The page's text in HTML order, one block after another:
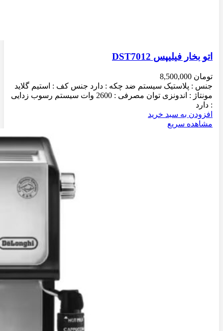
اتو بخار فیلیپس DST7012
تومان
جنس : پلاستیک سیستم ضد چکه : دارد جنس کف : استیم گلاید
مونتاژ : اندونزی توان مصرفی : 2600 وات سیستم رسوب زدایی
: دارد
افزودن به سبد خرید
مشاهده سریع